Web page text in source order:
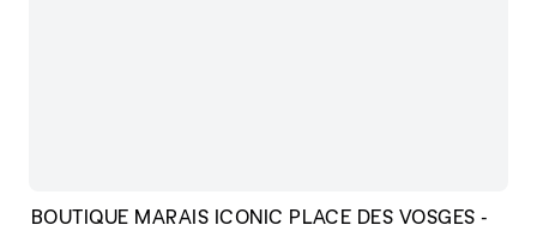
BOUTIQUE MARAIS ICONIC PLACE DES VOSGES -